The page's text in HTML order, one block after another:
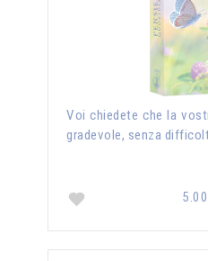
Voi chiedete che la
gradevole, senza